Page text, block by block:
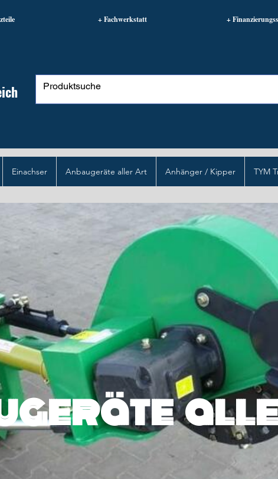
+ Fachwerkstatt +
Einachser Anbaugeräte aller Art Anhänger / Kipper TYM